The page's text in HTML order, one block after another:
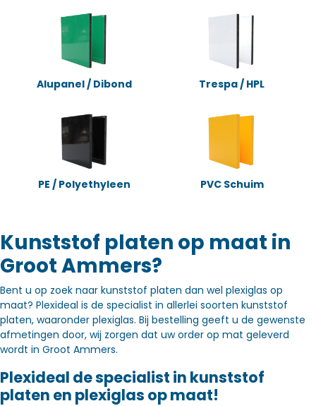
Alupanel / Dibond Trespa / HPL
PE / Polyethyleen PVC Schuim
Kunststof platen op maat in
Groot Ammers?
Bent u op zoek naar kunststof platen dan wel plexiglas op
maat? Plexideal is de specialist in allerlei soorten kunststof
platen, waaronder plexiglas. Bij bestelling geeft u de gewenste
afmetingen door, wij zorgen dat uw order op mat geleverd
wordt in Groot Ammers.
Plexideal de specialist in kunststof
platen en plexiglas op maat!